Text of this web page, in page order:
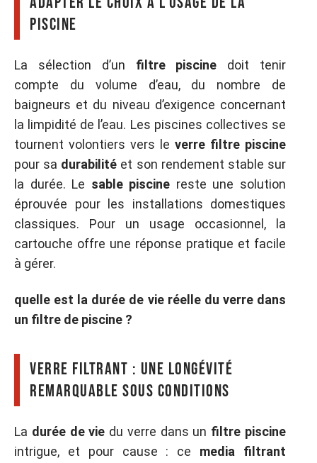
piscine
La sélection d’un filtre piscine doit tenir
compte du volume d’eau, du nombre de
baigneurs et du niveau d’exigence concernant
la limpidité de l’eau. Les piscines collectives se
tournent volontiers vers le verre filtre piscine
pour sa durabilité et son rendement stable sur
la durée. Le sable piscine reste une solution
éprouvée pour les installations domestiques
classiques. Pour un usage occasionnel, la
cartouche offre une réponse pratique et facile
à gérer.
quelle est la durée de vie réelle du verre dans
un filtre de piscine ?
verre filtrant : une longévité
remarquable sous conditions
La durée de vie du verre dans un filtre piscine
intrigue, et pour cause : ce media filtrant